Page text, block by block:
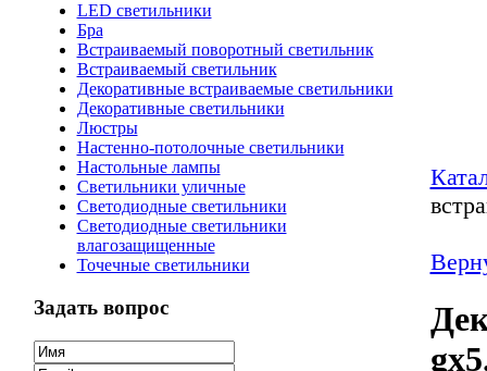
LED светильники
Бра
Встраиваемый поворотный светильник
Встраиваемый светильник
Декоративные встраиваемые светильники
Декоративные светильники
Люстры
Настенно-потолочные светильники
Настольные лампы
Светильники уличные
Светодиодные светильники
Светодиодные светильники
влагозащищенные
Точечные светильники
Задать вопрос